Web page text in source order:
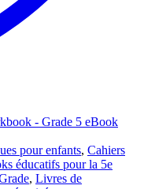
pour enfants, Cahiers
éducatifs pour la 5e
, Livres de